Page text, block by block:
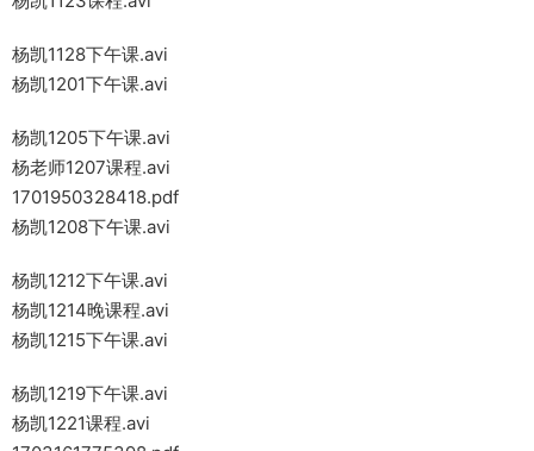
杨凯1128下午课.avi
杨凯1201下午课.avi
杨凯1205下午课.avi
杨老师1207课程.avi
1701950328418.pdf
杨凯1208下午课.avi
杨凯1212下午课.avi
杨凯1214晚课程.avi
杨凯1215下午课.avi
杨凯1219下午课.avi
杨凯1221课程.avi